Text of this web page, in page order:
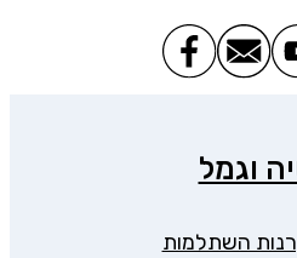
וגמל
השתלמות